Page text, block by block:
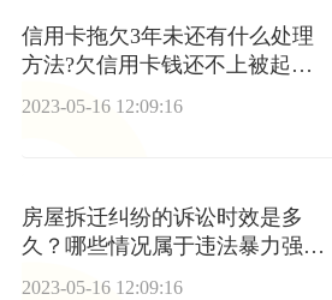
信用卡拖欠3年未还有什么处理
方法?欠信用卡钱还不上被起诉
2023-05-16 12:09:16
房屋拆迁纠纷的诉讼时效是多
久？哪些情况属于违法暴力强拆
吗？
2023-05-16 12:09:16